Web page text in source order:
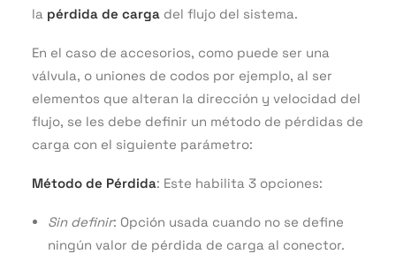
la pérdida de carga del flujo del sistema.
En el caso de accesorios, como puede ser una
válvula, o uniones de codos por ejemplo, al ser
elementos que alteran la dirección y velocidad del
flujo, se les debe definir un método de pérdidas de
carga con el siguiente parámetro:
Método de Pérdida: Este habilita 3 opciones:
Sin definir: Opción usada cuando no se define
ningún valor de pérdida de carga al conector.